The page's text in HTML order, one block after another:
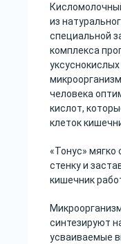
из
специальной
комплекса
человека
кислот,
клеток
«Тонус»
стенку и
кишечник
синтезируют
усваиваемые